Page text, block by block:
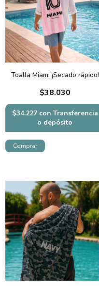
Toalla Miami ¡Secado rápido!
$38.030
$34.227 con Transferencia
o depósito